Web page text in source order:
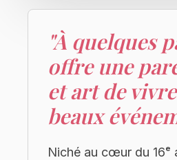
"À quelques
offre une
et art de
beaux
Niché au cœur du 16ᵉ